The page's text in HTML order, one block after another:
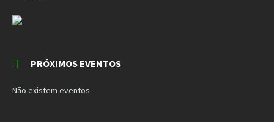
PRÓXIMOS EVENTOS
Não existem eventos